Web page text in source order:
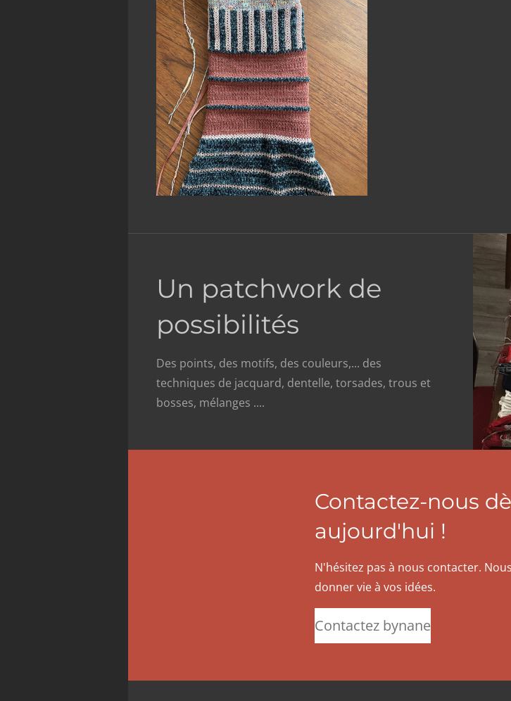
Un patchwork de
possibilités
Des points, des motifs, des couleurs,... des
techniques de jacquard, dentelle, torsades, trous et
bosses, mélanges ....
Contactez-nous
aujourd'hui !
N'hésitez pas à nous contacter.
donner vie à vos idées.
Contactez bynane